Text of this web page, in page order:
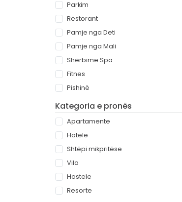
Parkim
Restorant
Pamje nga Deti
Pamje nga Mali
Shërbime Spa
Fitnes
Pishinë
Kategoria e pronës
Apartamente
Hotele
Shtëpi mikpritëse
Vila
Hostele
Resorte